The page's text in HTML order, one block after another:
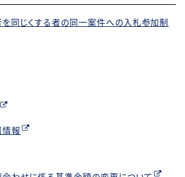
同じくする者の同一案件への入札参加制
報